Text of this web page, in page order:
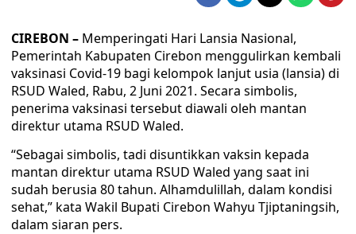
CIREBON – Memperingati Hari Lansia Nasional,
Pemerintah Kabupaten Cirebon menggulirkan kembali
vaksinasi Covid-19 bagi kelompok lanjut usia (lansia) di
RSUD Waled, Rabu, 2 Juni 2021. Secara simbolis,
penerima vaksinasi tersebut diawali oleh mantan
direktur utama RSUD Waled.
“Sebagai simbolis, tadi disuntikkan vaksin kepada
mantan direktur utama RSUD Waled yang saat ini
sudah berusia 80 tahun. Alhamdulillah, dalam kondisi
sehat,” kata Wakil Bupati Cirebon Wahyu Tjiptaningsih,
dalam siaran pers.